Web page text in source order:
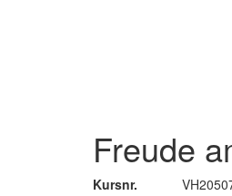
Freude
Kursnr.